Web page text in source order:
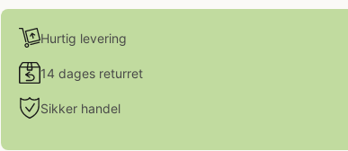
Hurtig levering
14 dages returret
Sikker handel